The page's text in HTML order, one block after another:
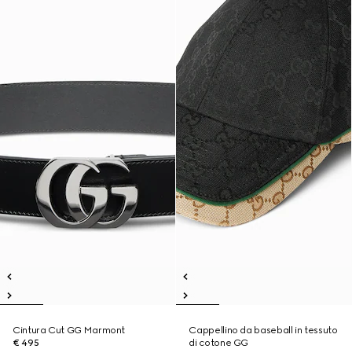
Cintura Cut GG Marmont
€ 495
Cappellino da baseball in tessuto
di cotone GG